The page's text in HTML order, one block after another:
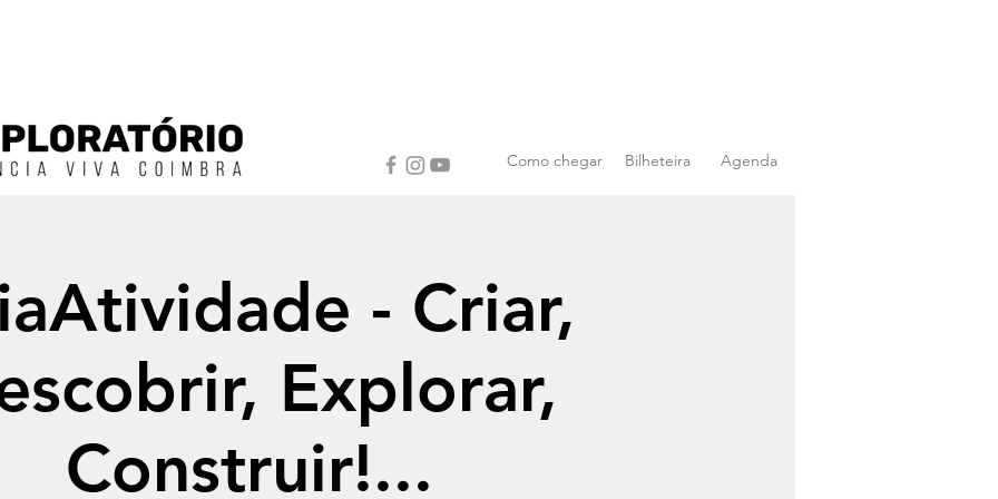
Como chegar Bilheteira Agenda
- Criar,
Explorar,
Construir!...